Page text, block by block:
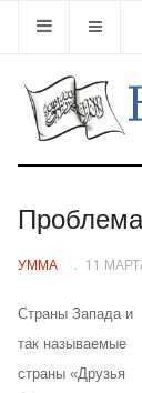
УММА 11
Страны Запада и
так называемые
страны «Друзья